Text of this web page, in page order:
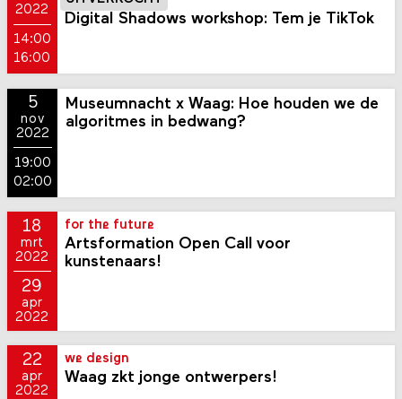
2022
14:00
16:00
Digital Shadows workshop: Tem je TikTok
5
nov
2022
19:00
02:00
Museumnacht x Waag: Hoe houden we de
algoritmes in bedwang?
18
mrt
2022
29
apr
2022
for the future
Artsformation Open Call voor
kunstenaars!
22
apr
2022
we design
Waag zkt jonge ontwerpers!